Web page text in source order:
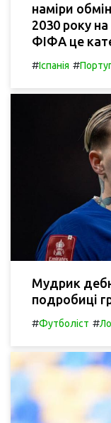
наміри
2030 року
ФІФА це
#Іспанія #
Мудрик
подробиці
#Футболіст #